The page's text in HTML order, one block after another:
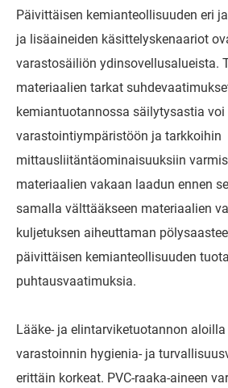
Päivittäisen kemianteollisuuden eri
ja lisäaineiden käsittelyskenaariot
varastosäiliön ydinsovellusalueista.
materiaalien tarkat
kemiantuotannossa säilytysastia
varastointiympäristöön ja tarkkoihin
mittausliitäntäominaisuuksiin
materiaalien vakaan laadun ennen
samalla välttääkseen materiaalien
kuljetuksen aiheuttaman
päivittäisen kemianteollisuuden
puhtausvaatimuksia.
Lääke- ja elintarviketuotannon
varastoinnin hygienia- ja
erittäin korkeat. PVC-raaka-aineen